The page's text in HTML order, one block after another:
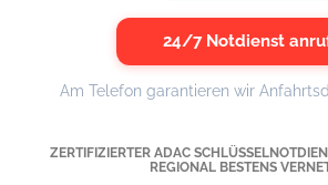
24/7 Notdienst
Am Telefon garantieren wir
ZERTIFIZIERTER ADAC
REGIONAL BESTENS